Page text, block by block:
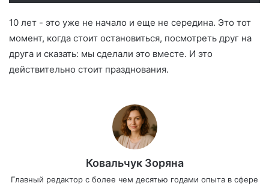
10 лет - это уже не начало и еще не середина. Это тот
момент, когда стоит остановиться, посмотреть друг на
друга и сказать: мы сделали это вместе. И это
действительно стоит празднования.
Ковальчук Зоряна
Главный редактор с более чем десятью годами опыта в сфере